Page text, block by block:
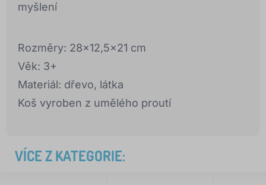
myšlení
Rozměry: 28x12,5x21 cm
Věk: 3+
Materiál: dřevo, látka
Koš vyroben z umělého proutí
VÍCE Z KATEGORIE: